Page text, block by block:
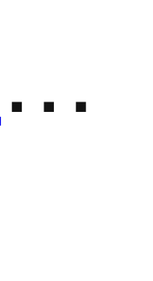
极御云安全-抗D云WAF